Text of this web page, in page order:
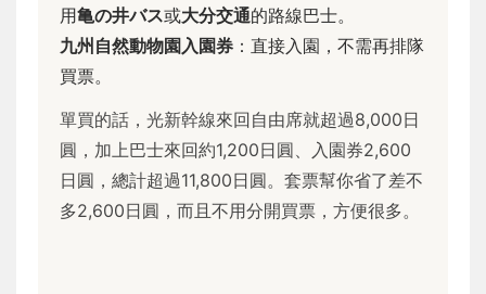
用亀の井バス或大分交通的路線巴士。
九州自然動物園入園券 ：直接入園，不需再排隊
買票。
單買的話，光新幹線來回自由席就超過8,000日
圓，加上巴士來回約1,200日圓、入園券2,600
日圓，總計超過11,800日圓。套票幫你省了差不
多2,600日圓，而且不用分開買票，方便很多。